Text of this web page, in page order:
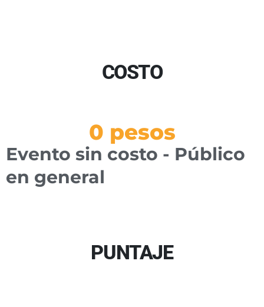
COSTO
Evento sin costo - Público
en general
0 pesos
PUNTAJE